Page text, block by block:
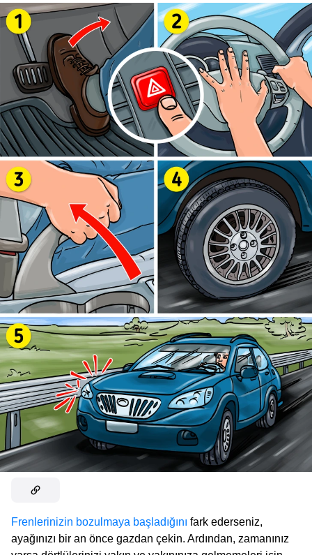
Frenlerinizin bozulmaya başladığını fark ederseniz,
ayağınızı bir an önce gazdan çekin. Ardından, zamanınız